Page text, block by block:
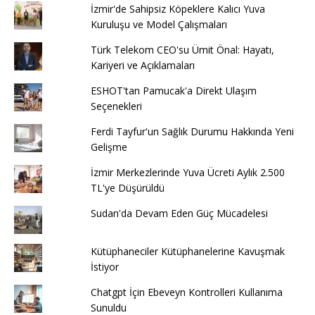
İzmir'de Sahipsiz Köpeklere Kalıcı Yuva
Kuruluşu ve Model Çalışmaları
Türk Telekom CEO'su Ümit Önal: Hayatı,
Kariyeri ve Açıklamaları
ESHOT'tan Pamucak'a Direkt Ulaşım
Seçenekleri
Ferdi Tayfur'un Sağlık Durumu Hakkında Yeni
Gelişme
İzmir Merkezlerinde Yuva Ücreti Aylık 2.500
TL'ye Düşürüldü
Sudan'da Devam Eden Güç Mücadelesi
Kütüphaneciler Kütüphanelerine Kavuşmak
İstiyor
Chatgpt İçin Ebeveyn Kontrolleri Kullanıma
Sunuldu